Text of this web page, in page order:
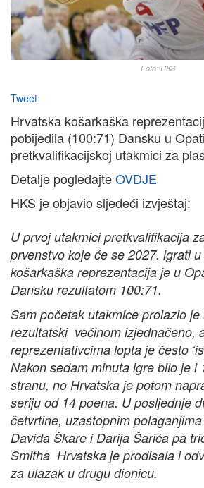
Foto: HKS
Tweet
Hrvatska košarkaška
pobijedila (100:71) Dansku u
pretkvalifikacijskoj utakmici za
Detalje pogledajteOVDJE
HKS je objavio sljedeći izvještaj:
U prvoj utakmici pretkvalifikacija
prvenstvo koje će se 2027. igrati
košarkaška reprezentacija je u
Dansku rezultatom 100:71.
Sam početak utakmice prolazio
rezultatski većinom izjednačeno,
reprezentativcima lopta je često
Nakon sedam minuta igre bilo je i
stranu, no Hrvatska je potom
seriju od 14 poena. U posljednje
četvrtine, uzastopnim
Davida Škare i Darija Šarića pa
Smitha Hrvatska je prodisala i
za ulazak u drugu dionicu.